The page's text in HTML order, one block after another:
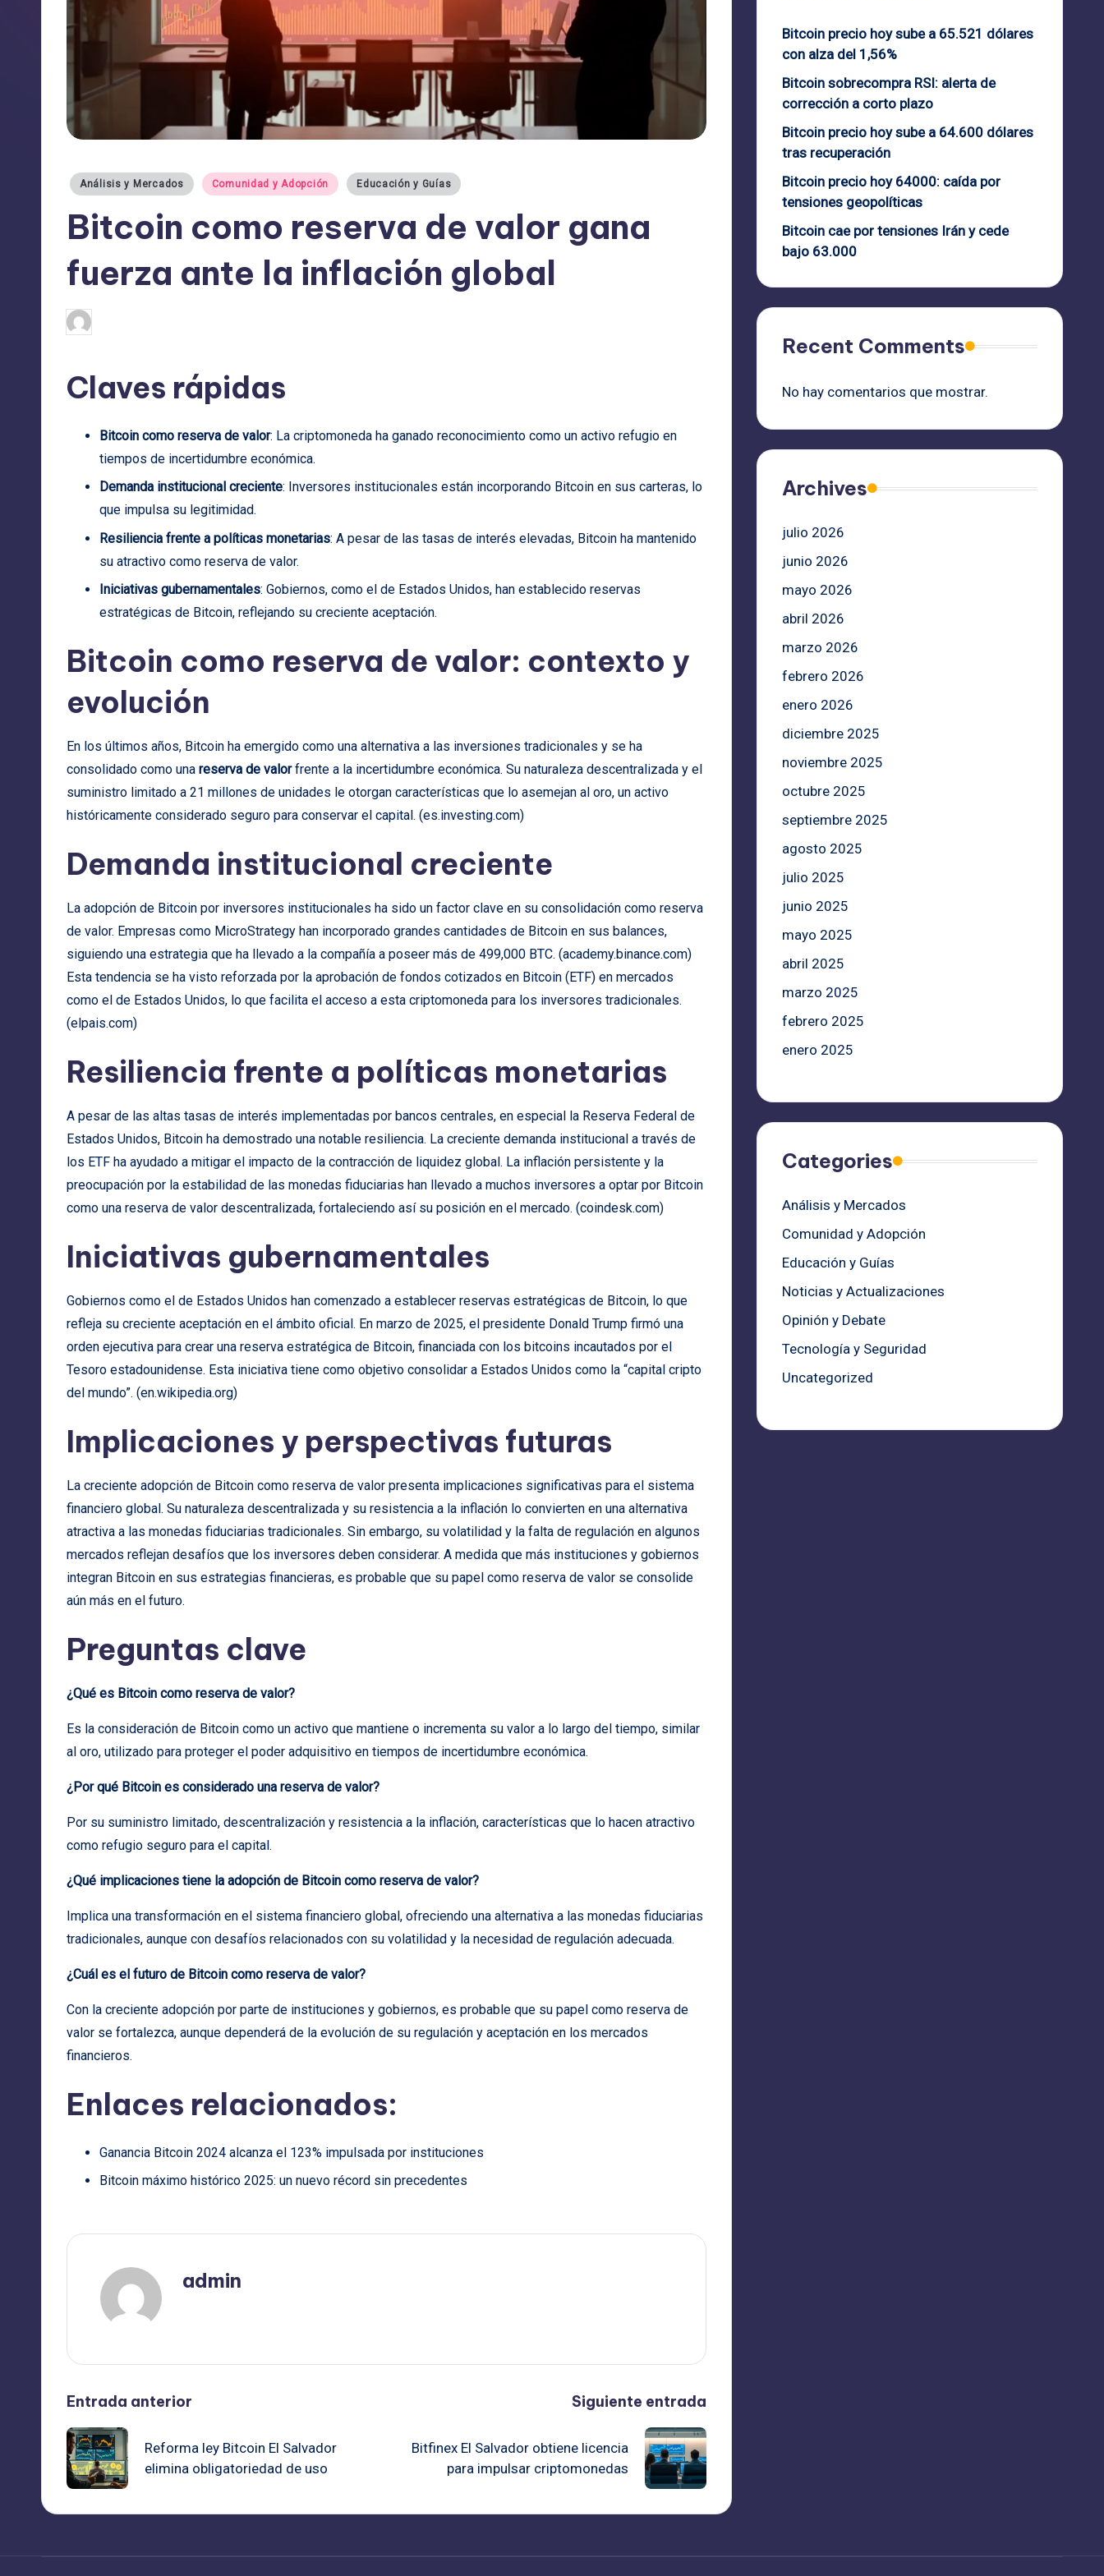
Publicado
Análisis y Mercados Comunidad y Adopción Educación y Guías
Bitcoin como reserva de valor gana
fuerza ante la inflación global
Publicado
por
Claves rápidas
Bitcoin como reserva de valor: La criptomoneda ha ganado reconocimiento como un activo refugio en
tiempos de incertidumbre económica.
Demanda institucional creciente: Inversores institucionales están incorporando Bitcoin en sus carteras, lo
que impulsa su legitimidad.
Resiliencia frente a políticas monetarias: A pesar de las tasas de interés elevadas, Bitcoin ha mantenido
su atractivo como reserva de valor.
Iniciativas gubernamentales: Gobiernos, como el de Estados Unidos, han establecido reservas
estratégicas de Bitcoin, reflejando su creciente aceptación.
Bitcoin como reserva de valor: contexto y
evolución
En los últimos años, Bitcoin ha emergido como una alternativa a las inversiones tradicionales y se ha
consolidado como una reserva de valorfrente a la incertidumbre económica. Su naturaleza descentralizada y el
suministro limitado a 21 millones de unidades le otorgan características que lo asemejan al oro, un activo
históricamente considerado seguro para conservar el capital. (es.investing.com)
Demanda institucional creciente
La adopción de Bitcoin por inversores institucionales ha sido un factor clave en su consolidación como reserva
de valor. Empresas como MicroStrategy han incorporado grandes cantidades de Bitcoin en sus balances,
siguiendo una estrategia que ha llevado a la compañía a poseer más de 499,000 BTC. (academy.binance.com)
Esta tendencia se ha visto reforzada por la aprobación de fondos cotizados en Bitcoin (ETF) en mercados
como el de Estados Unidos, lo que facilita el acceso a esta criptomoneda para los inversores tradicionales.
(elpais.com)
Resiliencia frente a políticas monetarias
A pesar de las altas tasas de interés implementadas por bancos centrales, en especial la Reserva Federal de
Estados Unidos, Bitcoin ha demostrado una notable resiliencia. La creciente demanda institucional a través de
los ETF ha ayudado a mitigar el impacto de la contracción de liquidez global. La inflación persistente y la
preocupación por la estabilidad de las monedas fiduciarias han llevado a muchos inversores a optar por Bitcoin
como una reserva de valor descentralizada, fortaleciendo así su posición en el mercado. (coindesk.com)
Iniciativas gubernamentales
Gobiernos como el de Estados Unidos han comenzado a establecer reservas estratégicas de Bitcoin, lo que
refleja su creciente aceptación en el ámbito oficial. En marzo de 2025, el presidente Donald Trump firmó una
orden ejecutiva para crear una reserva estratégica de Bitcoin, financiada con los bitcoins incautados por el
Tesoro estadounidense. Esta iniciativa tiene como objetivo consolidar a Estados Unidos como la “capital cripto
del mundo”. (en.wikipedia.org)
Implicaciones y perspectivas futuras
La creciente adopción de Bitcoin como reserva de valor presenta implicaciones significativas para el sistema
financiero global. Su naturaleza descentralizada y su resistencia a la inflación lo convierten en una alternativa
atractiva a las monedas fiduciarias tradicionales. Sin embargo, su volatilidad y la falta de regulación en algunos
mercados reflejan desafíos que los inversores deben considerar. A medida que más instituciones y gobiernos
integran Bitcoin en sus estrategias financieras, es probable que su papel como reserva de valor se consolide
aún más en el futuro.
Preguntas clave
¿Qué es Bitcoin como reserva de valor?
Es la consideración de Bitcoin como un activo que mantiene o incrementa su valor a lo largo del tiempo, similar
al oro, utilizado para proteger el poder adquisitivo en tiempos de incertidumbre económica.
¿Por qué Bitcoin es considerado una reserva de valor?
Por su suministro limitado, descentralización y resistencia a la inflación, características que lo hacen atractivo
como refugio seguro para el capital.
¿Qué implicaciones tiene la adopción de Bitcoin como reserva de valor?
Implica una transformación en el sistema financiero global, ofreciendo una alternativa a las monedas fiduciarias
tradicionales, aunque con desafíos relacionados con su volatilidad y la necesidad de regulación adecuada.
¿Cuál es el futuro de Bitcoin como reserva de valor?
Con la creciente adopción por parte de instituciones y gobiernos, es probable que su papel como reserva de
valor se fortalezca, aunque dependerá de la evolución de su regulación y aceptación en los mercados
financieros.
Enlaces relacionados:
Ganancia Bitcoin 2024 alcanza el 123% impulsada por instituciones
Bitcoin máximo histórico 2025: un nuevo récord sin precedentes
admin
Navegación
de
entradas
Entrada anterior
Reforma ley Bitcoin El Salvador
elimina obligatoriedad de uso
Siguiente entrada
Bitfinex El Salvador obtiene licencia
para impulsar criptomonedas
Bitcoin precio hoy sube a 65.521 dólares
con alza del 1,56%
Bitcoin sobrecompra RSI: alerta de
corrección a corto plazo
Bitcoin precio hoy sube a 64.600 dólares
tras recuperación
Bitcoin precio hoy 64000: caída por
tensiones geopolíticas
Bitcoin cae por tensiones Irán y cede
bajo 63.000
Recent Comments
No hay comentarios que mostrar.
Archives
julio 2026
junio 2026
mayo 2026
abril 2026
marzo 2026
febrero 2026
enero 2026
diciembre 2025
noviembre 2025
octubre 2025
septiembre 2025
agosto 2025
julio 2025
junio 2025
mayo 2025
abril 2025
marzo 2025
febrero 2025
enero 2025
Categories
Análisis y Mercados
Comunidad y Adopción
Educación y Guías
Noticias y Actualizaciones
Opinión y Debate
Tecnología y Seguridad
Uncategorized